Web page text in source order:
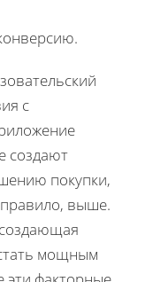
с
создают
покупки,
выше.
мощным